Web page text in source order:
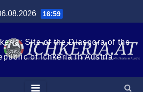
16:59
Site of the Diaspora of the
of Ichkeria in Austria